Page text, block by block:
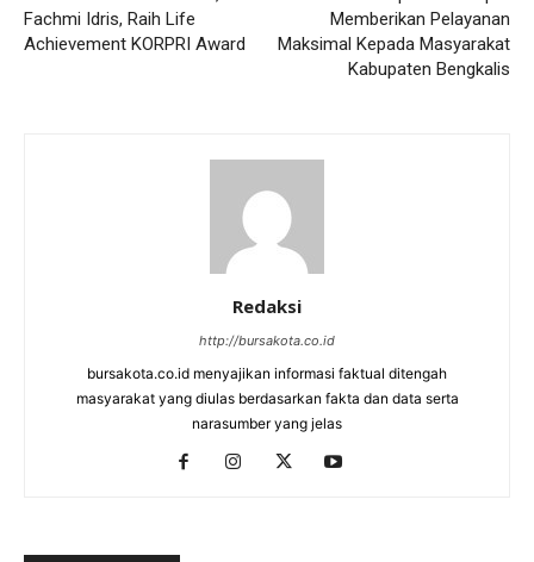
Fachmi Idris, Raih Life
Achievement KORPRI Award
Memberikan Pelayanan
Maksimal Kepada Masyarakat
Kabupaten Bengkalis
Redaksi
http://bursakota.co.id
bursakota.co.id menyajikan informasi faktual ditengah
masyarakat yang diulas berdasarkan fakta dan data serta
narasumber yang jelas